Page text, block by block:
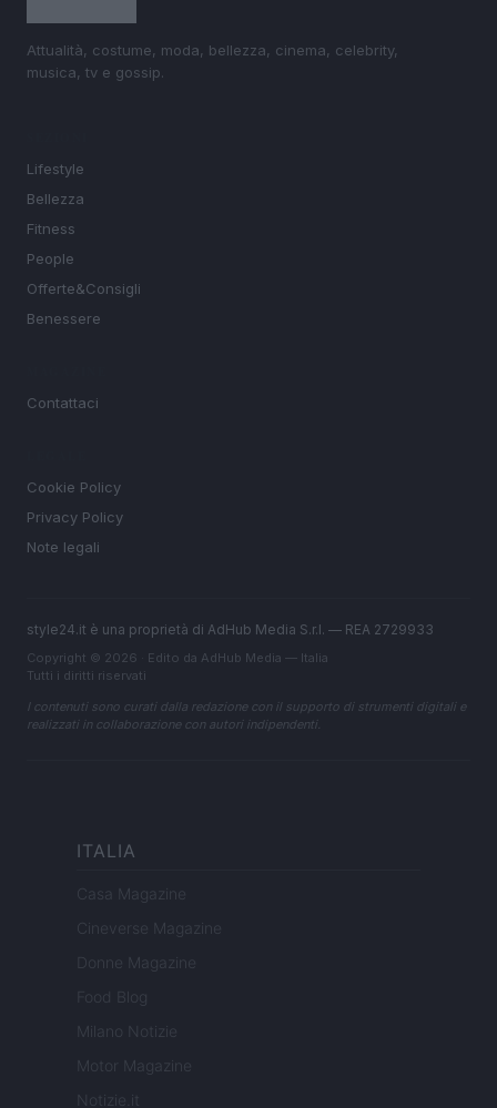
Attualità, costume, moda, bellezza, cinema, celebrity,
musica, tv e gossip.
Lifestyle
Bellezza
Fitness
People
Offerte&Consigli
Benessere
Contattaci
Cookie Policy
Privacy Policy
Note legali
style24.it è una proprietà di AdHub Media S.r.l. — REA 2729933
Copyright © 2026 · Edito da AdHub Media — Italia
Tutti i diritti riservati
I contenuti sono curati dalla redazione con il supporto di strumenti digitali e
realizzati in collaborazione con autori indipendenti.
ITALIA
Casa Magazine
Cineverse Magazine
Donne Magazine
Food Blog
Milano Notizie
Motor Magazine
Notizie.it